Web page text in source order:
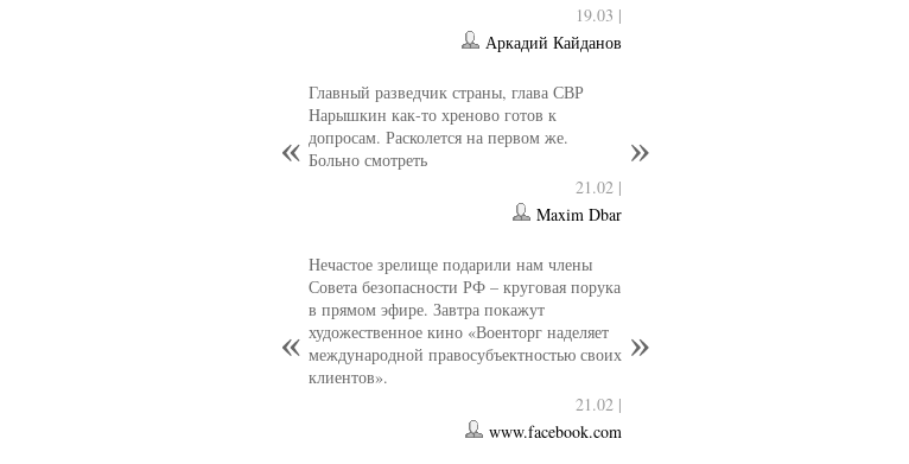
19.03 |
Аркадий Кайданов
Главный разведчик страны, глава СВР
Нарышкин как-то хреново готов к
допросам. Расколется на первом же.
Больно смотреть
21.02 |
Maxim Dbar
Нечастое зрелище подарили нам члены
Совета безопасности РФ – круговая порука
в прямом эфире. Завтра покажут
художественное кино «Военторг наделяет
международной правосубъектностью своих
клиентов».
21.02 |
www.facebook.com